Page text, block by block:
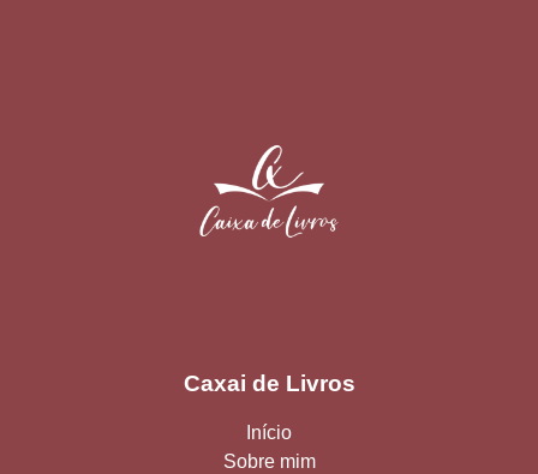
Caxai de Livros
Início
Sobre mim